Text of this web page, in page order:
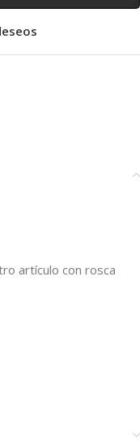
artículo con rosca